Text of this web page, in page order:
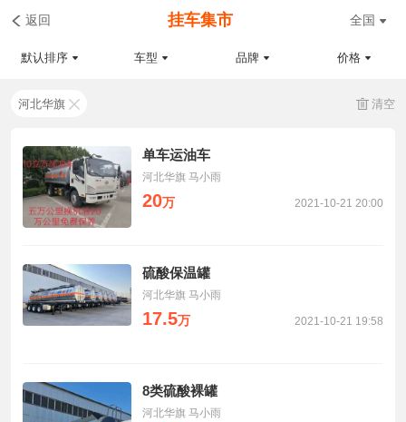
返回 挂车集市 全国
默认排序 车型 品牌 价格
河北华旗 清空
单车运油车
河北华旗 马小雨
20万 2021-10-21 20:00
硫酸保温罐
河北华旗 马小雨
17.5万 2021-10-21 19:58
8类硫酸裸罐
河北华旗 马小雨